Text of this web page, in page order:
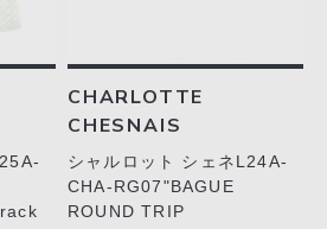
CHARLOTTE
CHESNAIS
シャルロット シェネL24A-
CHA-RG07"BAGUE
ROUND TRIP